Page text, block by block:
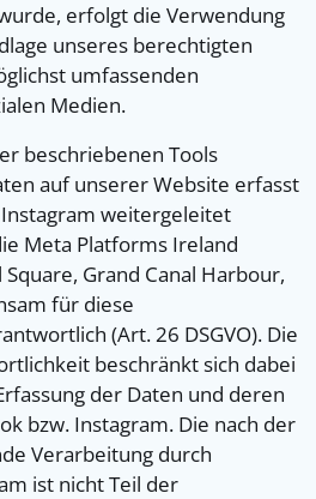
erfolgt die Verwendung
unseres berechtigten
umfassenden
Medien.
beschriebenen Tools
auf unserer Website erfasst
weitergeleitet
Meta Platforms Ireland
Grand Canal Harbour,
für diese
(Art. 26 DSGVO). Die
beschränkt sich dabei
der Daten und deren
bzw. Instagram. Die nach der
Verarbeitung durch
ist nicht Teil der